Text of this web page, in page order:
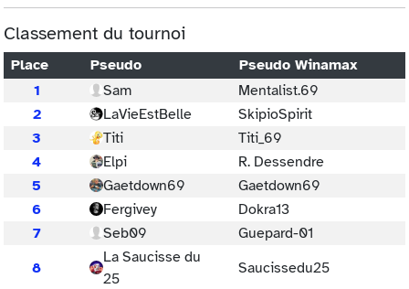
Classement du tournoi
Place Pseudo
Pseudo Winamax
1
Sam
Mentalist.69
2
LaVieEstBelle
SkipioSpirit
3
Titi
Titi_69
4
Elpi
R. Dessendre
5
Gaetdown69
Gaetdown69
6
Fergivey
Dokra13
7
Seb09
Guepard-01
8
La Saucisse du
25
Saucissedu25